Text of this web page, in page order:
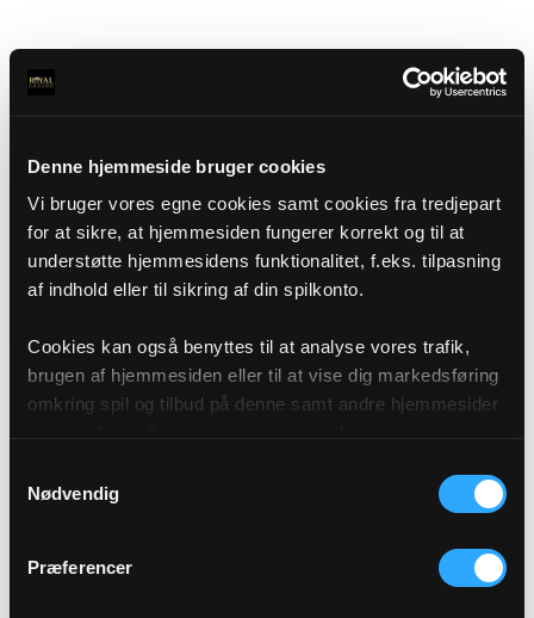
Denne hjemmeside bruger cookies
Vi bruger vores egne cookies samt cookies fra tredjepart
for at sikre, at hjemmesiden fungerer korrekt og til at
understøtte hjemmesidens funktionalitet, f.eks. tilpasning
af indhold eller til sikring af din spilkonto.
Cookies kan også benyttes til at analyse vores trafik,
brugen af hjemmesiden eller til at vise dig markedsføring
omkring spil og tilbud på denne samt andre hjemmesider
af cookies under "Detaljer" eller ved at klikke videre til
vores Cookiepolitik, som du finder i bunden af vores
Nødvendig
Præferencer